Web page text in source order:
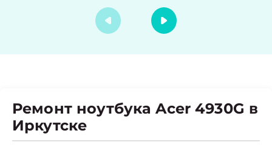
Ремонт ноутбука Acer 4930G в
Иркутске